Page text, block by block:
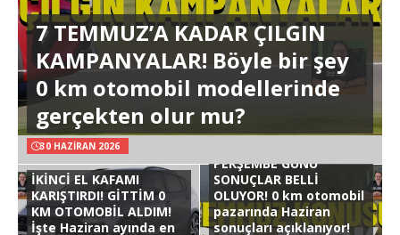
7 TEMMUZ’A KADAR ÇILGIN
KAMPANYALAR! Böyle bir şey
0 km otomobil modellerinde
gerçekten olur mu?
30 HAZIRAN 2026
İKİNCİ EL KAFAMI
KARIŞTIRDI! GİTTİM 0
KM OTOMOBİL ALDIM!
İşte Haziran ayında en
PERŞEMBE GÜNÜ
SONUÇLAR BELLİ
OLUYOR! 0 km otomobil
pazarında Haziran
sonuçları açıklanıyor!